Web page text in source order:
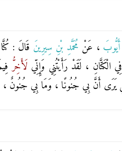
أَيُّوبَ ، عَنْمُحَمَّدِ بْنِ سِيرِينَ قَالَ :
الْكَتَّانِ ، لَقَدْ رَأَيْتُنِي وَإِنِّي لَأَخِرُّ
أَنَّ بِي جُنُونًا ، وَمَا بِي جُنُونٌ ،